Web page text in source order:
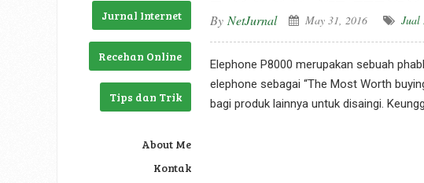
Jurnal Internet
Recehan Online
Tips dan Trik
About Me
Kontak
By NetJurnal May 31, 2016 Jual
Elephone P8000 merupakan sebuah
elephone sebagai “The Most Worth
bagi produk lainnya untuk disaingi.